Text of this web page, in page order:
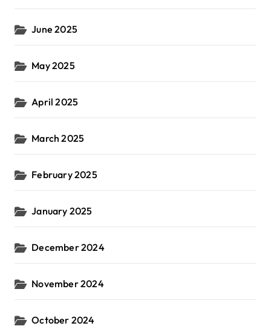
June 2025
May 2025
April 2025
March 2025
February 2025
January 2025
December 2024
November 2024
October 2024